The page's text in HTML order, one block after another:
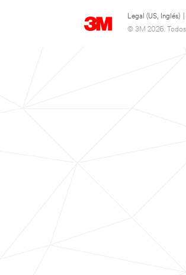
Legal (US, Inglés)
© 3M 2026. Todos